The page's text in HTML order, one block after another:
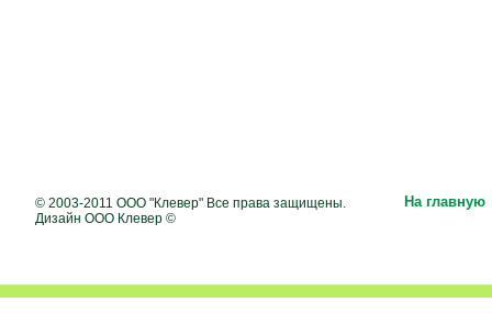
© 2003-2011 ООО "Клевер" Все права защищены.
Дизайн ООО Клевер ©
На главную